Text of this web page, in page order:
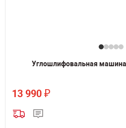
Углошлифовальная машина
13 990 ₽